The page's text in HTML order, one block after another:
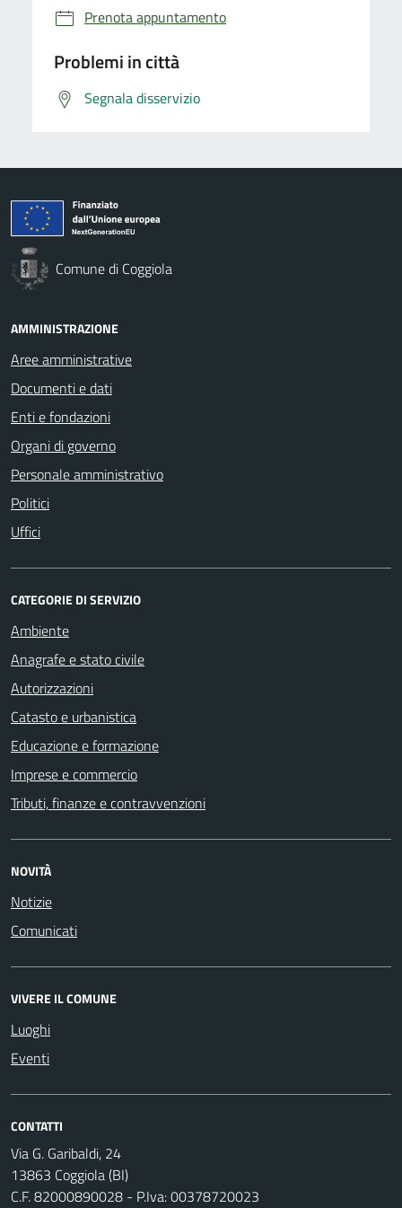
Prenota appuntamento
Problemi in città
Segnala disservizio
Comune di Coggiola
AMMINISTRAZIONE
Aree amministrative
Documenti e dati
Enti e fondazioni
Organi di governo
Personale amministrativo
Politici
Uffici
CATEGORIE DI SERVIZIO
Ambiente
Anagrafe e stato civile
Autorizzazioni
Catasto e urbanistica
Educazione e formazione
Imprese e commercio
Tributi, finanze e contravvenzioni
NOVITÀ
Notizie
Comunicati
VIVERE IL COMUNE
Luoghi
Eventi
CONTATTI
Via G. Garibaldi, 24
13863 Coggiola (BI)
C.F. 82000890028 - P.Iva: 00378720023